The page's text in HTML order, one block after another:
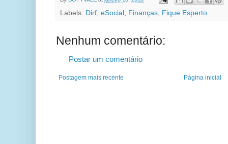
Labels: Dirf, eSocial , Finanças, Fique Esperto
Nenhum comentário:
Postar um comentário
Postagem mais recente Página inicial